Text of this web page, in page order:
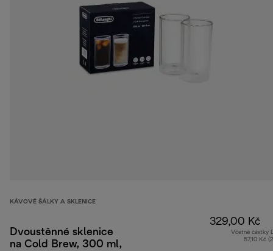
KÁVOVÉ ŠÁLKY A SKLENICE
Dvoustěnné sklenice
na Cold Brew, 300 ml,
329,00 Kč
Včetně částky
57,10 Kč